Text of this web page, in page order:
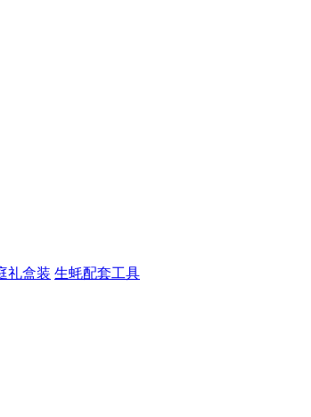
礼盒装 生蚝配套工具